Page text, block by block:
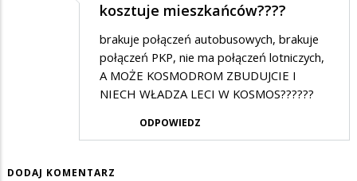
kosztuje mieszkańców????
brakuje połączeń autobusowych, brakuje
połączeń PKP, nie ma połączeń lotniczych,
A MOŻE KOSMODROM ZBUDUJCIE I
NIECH WŁADZA LECI W KOSMOS??????
ODPOWIEDZ
DODAJ KOMENTARZ